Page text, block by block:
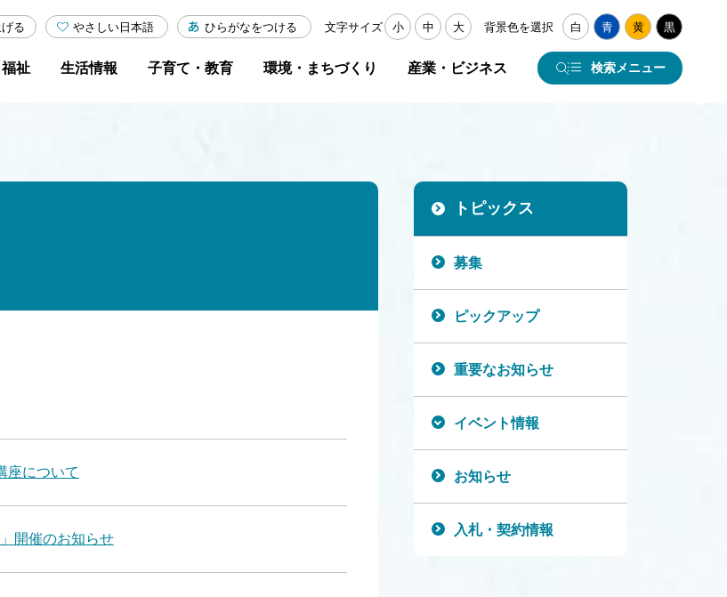
る やさしい日本語 ひらがなをつける 文字サイズ 小 中 大 背景色を選択 白 青 黄 黒
祉 生活情報 子育て・教育 環境・まちづくり 産業・ビジネス 検索メニュー
座について
開催のお知らせ
トピックス
募集
ピックアップ
重要なお知らせ
イベント情報
お知らせ
入札・契約情報